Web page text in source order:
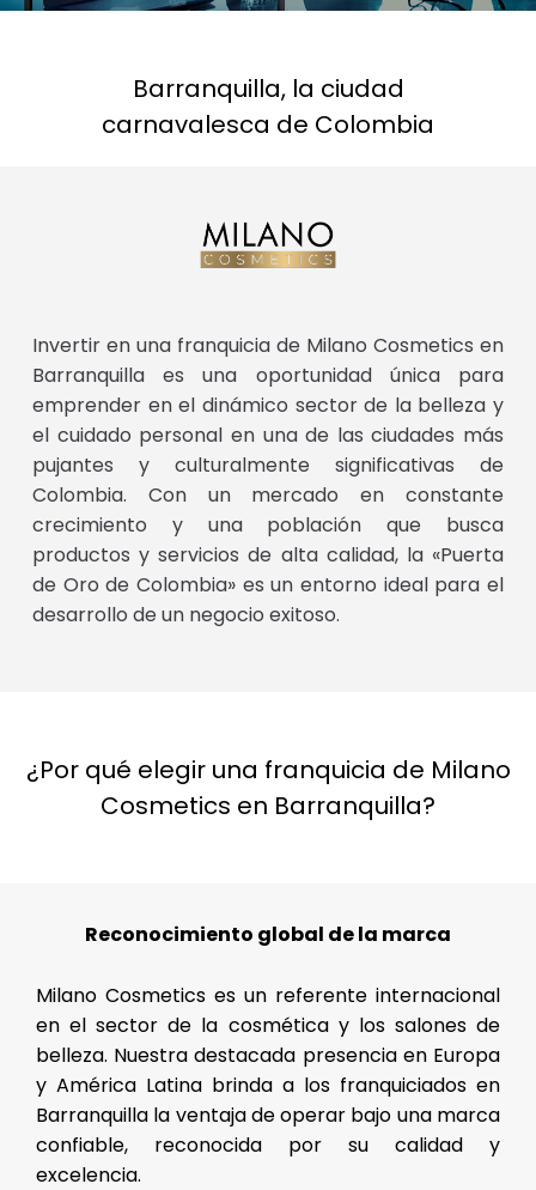
Barranquilla, la ciudad
carnavalesca de Colombia
Invertir en una franquicia de Milano Cosmetics en
Barranquilla es una oportunidad única para
emprender en el dinámico sector de la belleza y
el cuidado personal en una de las ciudades más
pujantes y culturalmente significativas de
Colombia. Con un mercado en constante
crecimiento y una población que busca
productos y servicios de alta calidad, la «Puerta
de Oro de Colombia» es un entorno ideal para el
desarrollo de un negocio exitoso.
¿Por qué elegir una franquicia de Milano
Cosmetics en Barranquilla?
Reconocimiento global de la marca
Milano Cosmetics es un referente internacional
en el sector de la cosmética y los salones de
belleza. Nuestra destacada presencia en Europa
y América Latina brinda a los franquiciados en
Barranquilla la ventaja de operar bajo una marca
confiable, reconocida por su calidad y
excelencia.